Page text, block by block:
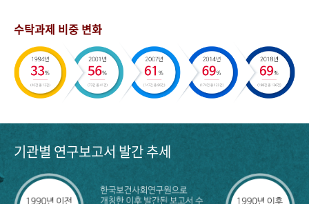
수탁과제 비중 변화
기관별 연구보고서 발간 추세